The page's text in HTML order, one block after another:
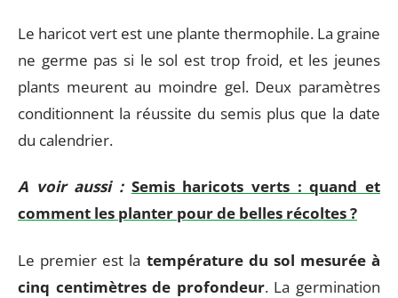
Le haricot vert est une plante thermophile. La graine
ne germe pas si le sol est trop froid, et les jeunes
plants meurent au moindre gel. Deux paramètres
conditionnent la réussite du semis plus que la date
du calendrier.
A voir aussi : Semis haricots verts : quand et
comment les planter pour de belles récoltes ?
Le premier est la température du sol mesurée à
cinq centimètres de profondeur. La germination